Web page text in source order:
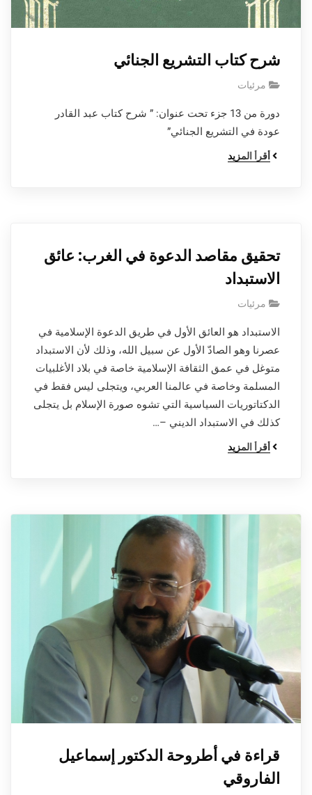
شرح كتاب التشريع الجنائي
مرئيات
دورة من 13 جزء تحت عنوان: ” شرح كتاب عبد القادر
عودة في التشريع الجنائي”
أقرأ المزيد
تحقيق مقاصد الدعوة في الغرب: عائق
الاستبداد
مرئيات
الاستبداد هو العائق الأول في طريق الدعوة الإسلامية في
عصرنا وهو الصادّ الأول عن سبيل الله، وذلك لأن الاستبداد
متوغل في عمق الثقافة الإسلامية خاصة في بلاد الأغلبيات
المسلمة وخاصة في عالمنا العربي، ويتجلى ليس فقط في
الدكتاتوريات السياسية التي تشوه صورة الإسلام بل يتجلى
كذلك في الاستبداد الديني –…
أقرأ المزيد
قراءة في أطروحة الدكتور إسماعيل
الفاروقي